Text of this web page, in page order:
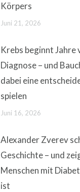
Körpers
Juni 21, 2026
Krebs beginnt Jahre
Diagnose – und
dabei eine
spielen
Juni 16, 2026
Alexander Zverev
Geschichte – und
Menschen mit
ist